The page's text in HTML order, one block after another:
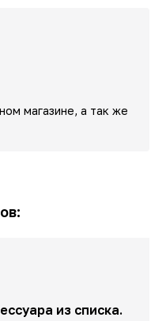
магазине, а так же
из списка.